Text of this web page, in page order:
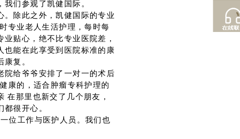
们参观了凯健国际。
。除此之外，凯健国际的专业
专业老人生活护理，每时每
贴心，绝不比专业医院差，
也能在此享受到医院标准的康
复。
院给爷爷安排了一对一的术后
康的，适合肿瘤专科护理的
在那里也新交了几个朋友，
很开心。
位工作与医护人员。我们也